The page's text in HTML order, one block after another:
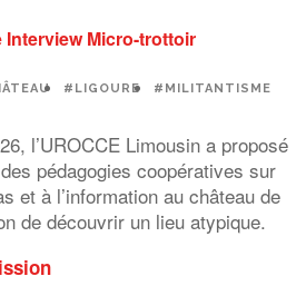
Interview Micro-trottoir
#LIGOURE #MILITANTISME
l’UROCCE Limousin a proposé
pédagogies coopératives sur
et à l’information au château de
de découvrir un lieu atypique.